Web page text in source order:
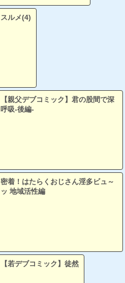
スルメ(4)
【親父デブコミック】君の股間で深
呼吸-後編-
密着！はたらくおじさん淫多ビュ～
ッ 地域活性編
【若デブコミック】徒然